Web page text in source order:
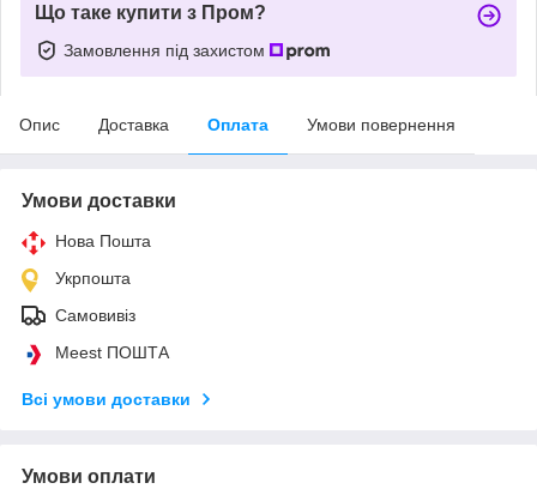
Що таке купити з Пром?
Замовлення під захистом
Опис Доставка Оплата Умови повернення
Умови доставки
Нова Пошта
Укрпошта
Самовивіз
Meest ПОШТА
Всі умови доставки
Умови оплати